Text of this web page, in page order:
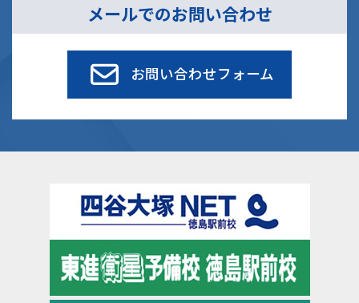
メールでのお問い合わせ
お問い合わせフォーム